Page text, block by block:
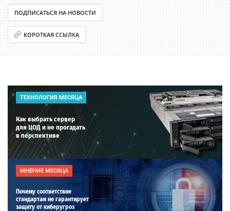
ПОДПИСАТЬСЯ НА НОВОСТИ
КОРОТКАЯ ССЫЛКА
ТЕХНОЛОГИЯ МЕСЯЦА
Как выбрать сервер
для ЦОД и не прогадать
в перспективе
МНЕНИЕ МЕСЯЦА
Почему соответствие
стандартам не гарантирует
защиту от киберугроз